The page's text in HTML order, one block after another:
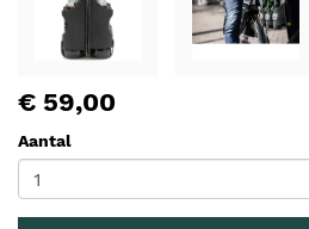
€ 59,00
Aantal